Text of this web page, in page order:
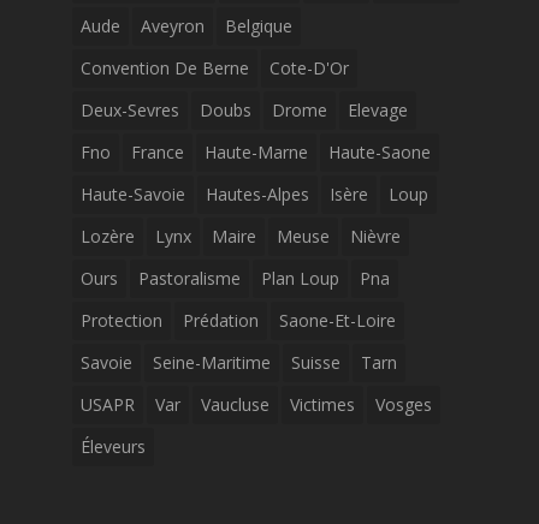
Aude
Aveyron
Belgique
Convention De Berne
Cote-D'Or
Deux-Sevres
Doubs Drome
Elevage
Fno
France Haute-Marne
Haute-Saone
Haute-Savoie
Hautes-Alpes Isère
Loup
Lozère
Lynx Maire Meuse
Nièvre
Ours
Pastoralisme Plan Loup
Pna
Protection
Prédation
Saone-Et-Loire
Savoie
Seine-Maritime Suisse
Tarn
USAPR
Var Vaucluse Victimes
Vosges
Éleveurs